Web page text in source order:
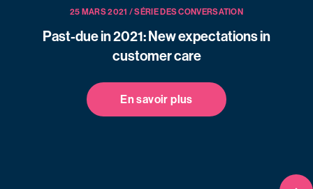
25 MARS 2021 / SÉRIE DES CONVERSATION
Past-due in 2021: New expectations in
customer care
En savoir plus